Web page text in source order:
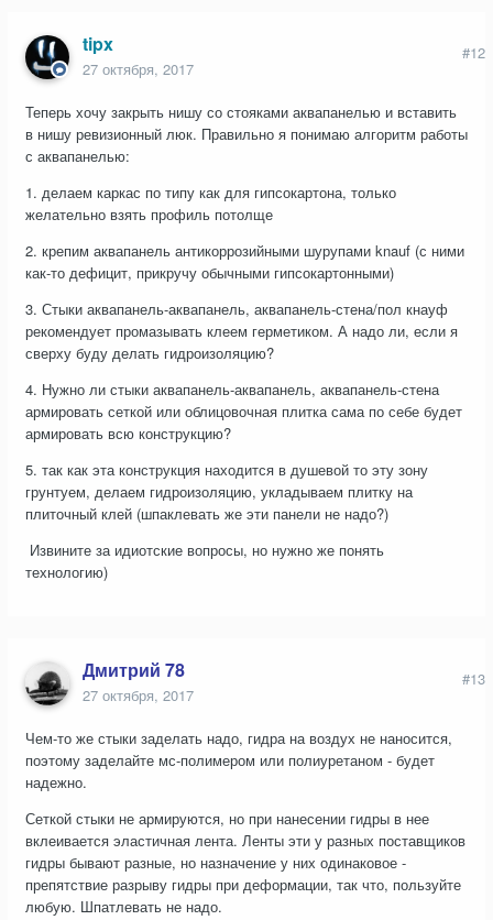
tipx
27 октября, 2017
#12
Теперь хочу закрыть нишу со стояками аквапанелью и вставить
в нишу ревизионный люк. Правильно я понимаю алгоритм работы
с аквапанелью:
1. делаем каркас по типу как для гипсокартона, только
желательно взять профиль потолще
2. крепим аквапанель антикоррозийными шурупами knauf (с ними
как-то дефицит, прикручу обычными гипсокартонными)
3. Стыки аквапанель-аквапанель, аквапанель-стена/пол кнауф
рекомендует промазывать клеем герметиком. А надо ли, если я
сверху буду делать гидроизоляцию?
4. Нужно ли стыки аквапанель-аквапанель, аквапанель-стена
армировать сеткой или облицовочная плитка сама по себе будет
армировать всю конструкцию?
5. так как эта конструкция находится в душевой то эту зону
грунтуем, делаем гидроизоляцию, укладываем плитку на
плиточный клей (шпаклевать же эти панели не надо?)
Извините за идиотские вопросы, но нужно же понять
технологию)
Дмитрий 78
27 октября, 2017
#13
Чем-то же стыки заделать надо, гидра на воздух не наносится,
поэтому заделайте мс-полимером или полиуретаном - будет
надежно.
Сеткой стыки не армируются, но при нанесении гидры в нее
вклеивается эластичная лента. Ленты эти у разных поставщиков
гидры бывают разные, но назначение у них одинаковое -
препятствие разрыву гидры при деформации, так что, пользуйте
любую. Шпатлевать не надо.